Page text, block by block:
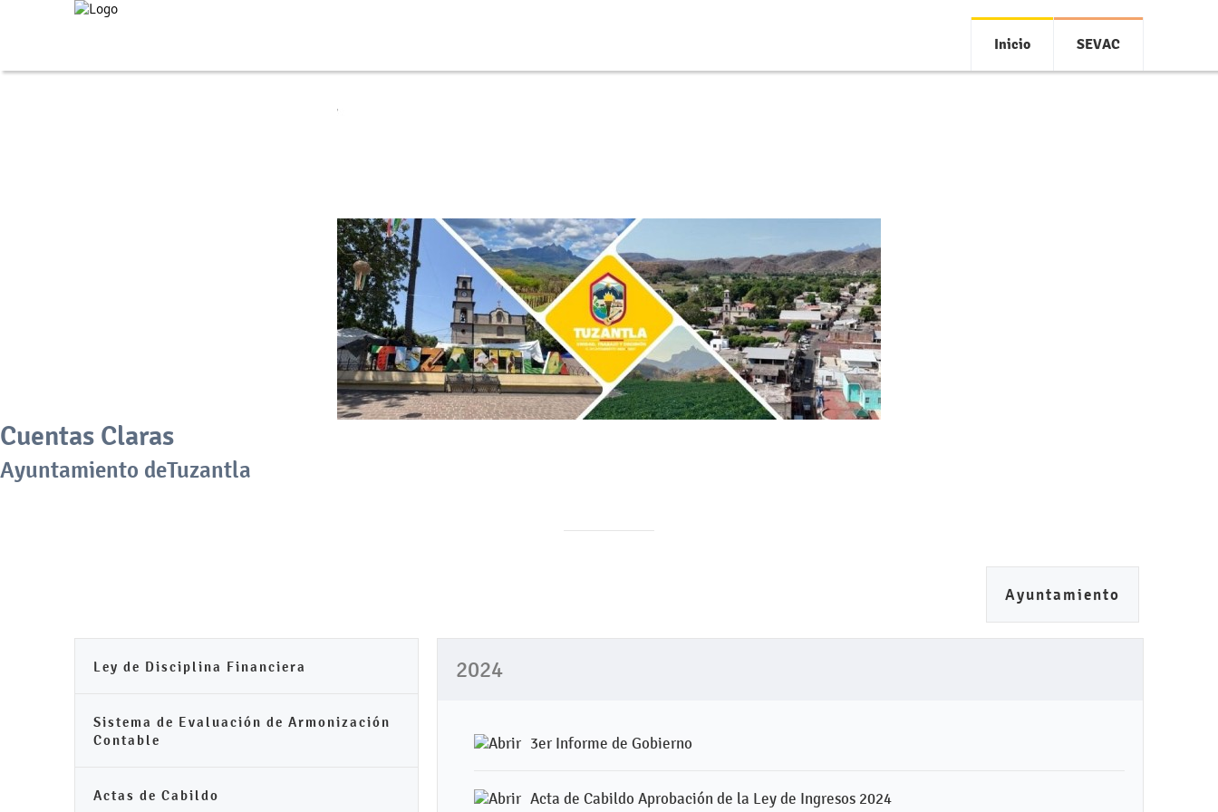
Inicio SEVAC
Cuentas Claras
Ayuntamiento deTuzantla
Ayuntamiento
Ley de Disciplina Financiera
Sistema de Evaluación de Armonización
Contable
Actas de Cabildo
2024
3er Informe de Gobierno
Acta de Cabildo Aprobación de la Ley de Ingresos 2024